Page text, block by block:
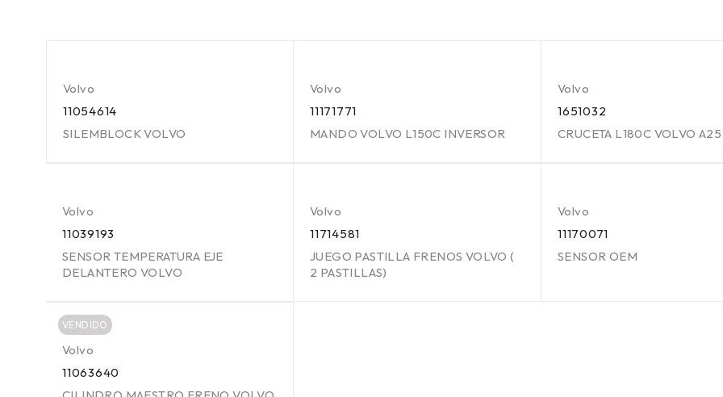
Volvo
11054614
SILEMBLOCK VOLVO
Volvo
11171771
MANDO VOLVO L150C INVERSOR
Volvo
1651032
CRUCETA L180C VOLVO A25
Volvo
11039193
SENSOR TEMPERATURA EJE
DELANTERO VOLVO
Volvo
11714581
JUEGO PASTILLA FRENOS VOLVO (
2 PASTILLAS)
Volvo
11170071
SENSOR OEM
VENDIDO
Volvo
11063640